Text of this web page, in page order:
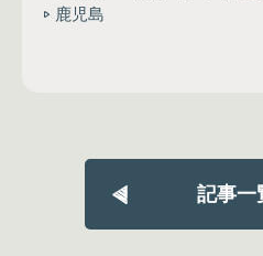
鹿児島
記事一